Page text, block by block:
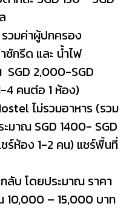
มค่าผู้ปกครอง
ซักรีด และ น้ำไฟ
2,000-SGD
4 คนต่อ 1 ห้อง)
ไม่รวมอาหาร (รวม
มาณ SGD 1400- SGD
ร์ห้อง 1-2 คน) แชร์พื้นที่
บ โดยประมาณ ราคา
10,000 – 15,000 บาท